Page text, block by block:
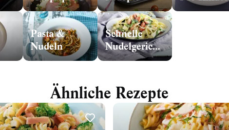
Pasta &
Nudeln
Schnelle
Nudelgerichte
Ähnliche Rezepte